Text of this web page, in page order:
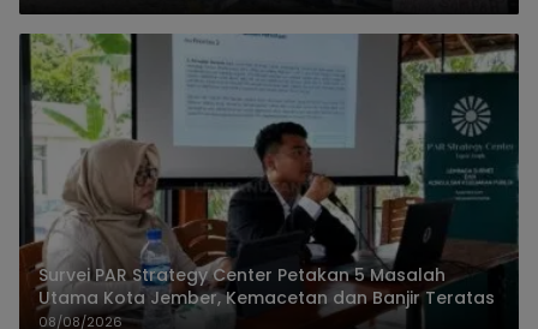
Survei PAR Strategy Center Petakan 5 Masalah
Utama Kota Jember, Kemacetan dan Banjir Teratas
08/08/2026